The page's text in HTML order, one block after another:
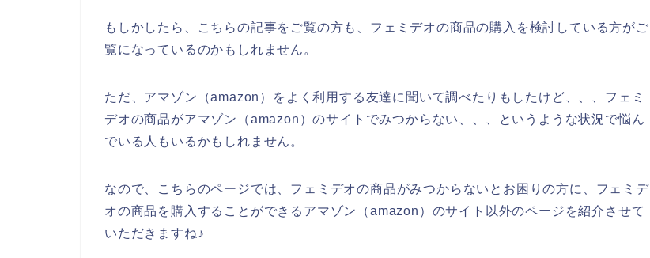
もしかしたら、こちらの記事をご覧の方も、フェミデオの商品の購入を検討している方がご
覧になっているのかもしれません。
ただ、アマゾン（amazon）をよく利用する友達に聞いて調べたりもしたけど、、、フェミ
デオの商品がアマゾン（amazon）のサイトでみつからない、、、というような状況で悩ん
でいる人もいるかもしれません。
なので、こちらのページでは、フェミデオの商品がみつからないとお困りの方に、フェミデ
オの商品を購入することができるアマゾン（amazon）のサイト以外のページを紹介させて
いただきますね♪